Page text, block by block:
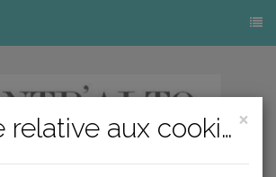
×
Politique relative aux cookies